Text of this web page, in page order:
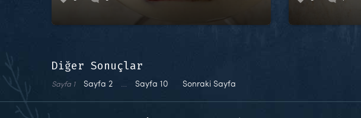
Diğer Sonuçlar
Sayfa 1 Sayfa 2 … Sayfa 10 Sonraki Sayfa